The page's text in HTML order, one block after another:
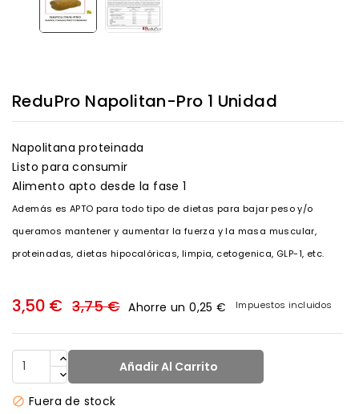
ReduPro Napolitan-Pro 1 Unidad
Napolitana proteinada
Listo para consumir
Alimento apto desde la fase 1
Además es APTO para todo tipo de dietas para bajar peso y/o
queramos mantener y aumentar la fuerza y la masa muscular,
proteinadas, dietas hipocalóricas, limpia, cetogenica, GLP-1, etc.
3,50 € 3,75 € Ahorre un 0,25 € Impuestos incluidos
Añadir Al Carrito
 Fuera de stock